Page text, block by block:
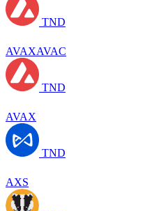
TND
AVAXAVAC
TND
AVAX
TND
AXS